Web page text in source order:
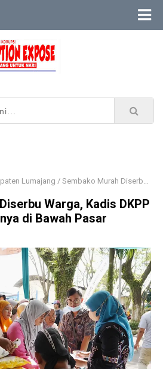
Lumajang / Sembako Murah Diserbu Warga, Kadis DKPP Lumajang: Harganya di Bawah Pasar
Warga, Kadis DKPP
di Bawah Pasar